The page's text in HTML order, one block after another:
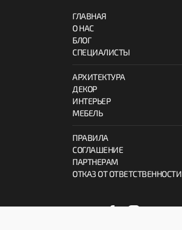
ГЛАВНАЯ
О НАС
БЛОГ
СПЕЦИАЛИСТЫ
АРХИТЕКТУРА
ДЕКОР
ИНТЕРЬЕР
МЕБЕЛЬ
ПРАВИЛА
СОГЛАШЕНИЕ
ПАРТНЕРАМ
ОТКАЗ ОТ ОТВЕТСТВЕННОСТИ